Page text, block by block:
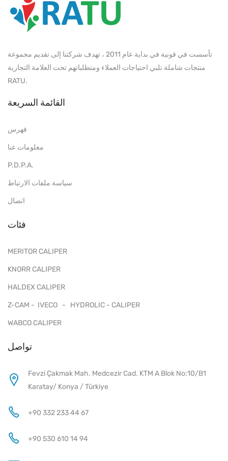
تأسست في قونية في بداية عام 2011 ، تهدف شركتنا إلى تقديم مجموعة
منتجات شاملة تلبي احتياجات العملاء ومتطلباتهم تحت العلامة التجارية
RATU.
القائمة السريعة
فهرس
معلومات عنا
P.D.P.A.
سياسة ملفات الارتباط
اتصال
فئات
MERITOR CALIPER
KNORR CALIPER
HALDEX CALIPER
Z-CAM - IVECO - HYDROLIC - CALIPER
WABCO CALIPER
تواصل
Fevzi Çakmak Mah. Medcezir Cad. KTM A Blok No:10/B1
Karatay/ Konya / Türkiye
+90 332 233 44 67
+90 530 610 14 94